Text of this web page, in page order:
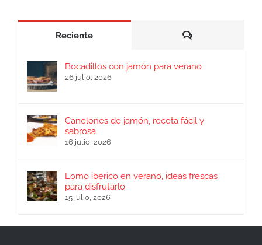
Reciente Comentarios
Bocadillos con jamón para verano
26 julio, 2026
Canelones de jamón, receta fácil y
sabrosa
16 julio, 2026
Lomo ibérico en verano, ideas frescas
para disfrutarlo
15 julio, 2026